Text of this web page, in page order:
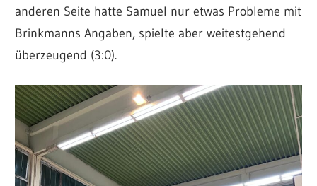
anderen Seite hatte Samuel nur etwas Probleme mit
Brinkmanns Angaben, spielte aber weitestgehend
überzeugend (3:0).